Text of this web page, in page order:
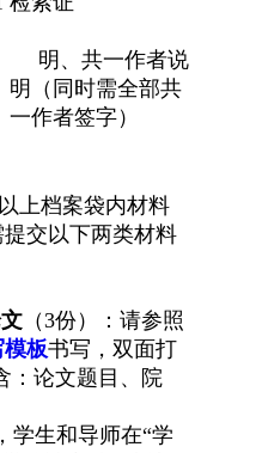
明、共一作者说
明
（同时需全部共
一作者签字）
上档案袋内材料
交以下两类材料
（3份）：请参照
板书写，双面打
：论文题目、院
和导师在“学